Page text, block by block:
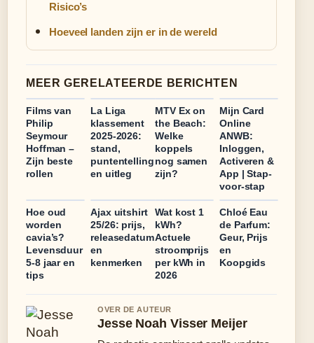
Risico’s
Hoeveel landen zijn er in de wereld
MEER GERELATEERDE BERICHTEN
Films van
Philip
Seymour
Hoffman –
Zijn beste
rollen
La Liga
klassement
2025-2026:
stand,
puntentelling
en uitleg
MTV Ex on
the Beach:
Welke
koppels
nog samen
zijn?
Mijn Card
Online
ANWB:
Inloggen,
Activeren &
App | Stap-
voor-stap
Hoe oud
worden
cavia’s?
Levensduur
5-8 jaar en
tips
Ajax uitshirt
25/26: prijs,
releasedatum
en
kenmerken
Wat kost 1
kWh?
Actuele
stroomprijs
per kWh in
2026
Chloé Eau
de Parfum:
Geur, Prijs
en
Koopgids
OVER DE AUTEUR
Jesse Noah Visser Meijer